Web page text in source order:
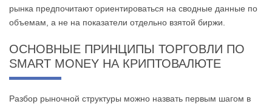
рынка предпочитают ориентироваться на сводные данные по
объемам, а не на показатели отдельно взятой биржи.
ОСНОВНЫЕ ПРИНЦИПЫ ТОРГОВЛИ ПО
SMART MONEY НА КРИПТОВАЛЮТЕ
Разбор рыночной структуры можно назвать первым шагом в